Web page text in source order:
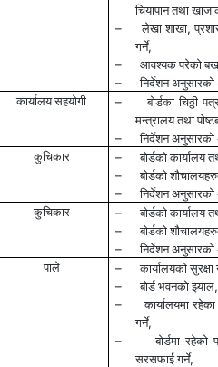
चियापान तथा
–लेखा शाखा,
गर्ने,
–आवश्यक परेको
–निर्देशन
कार्यालय सहयोगी –बोर्डका चिठ्ठी
मन्त्रालय तथा
–निर्देशन
कुचिकार –बोर्डको कार्यालय
–बोर्डको
–निर्देशन
कुचिकार –बोर्डको कार्यालय
–बोर्डको
–निर्देशन
पाले –कार्यालयको सुरक्षा
–बोर्ड भवनको झ्याल
–कार्यालयमा
गर्ने,
–बोर्डमा रहेको
सरसफाई गर्ने,